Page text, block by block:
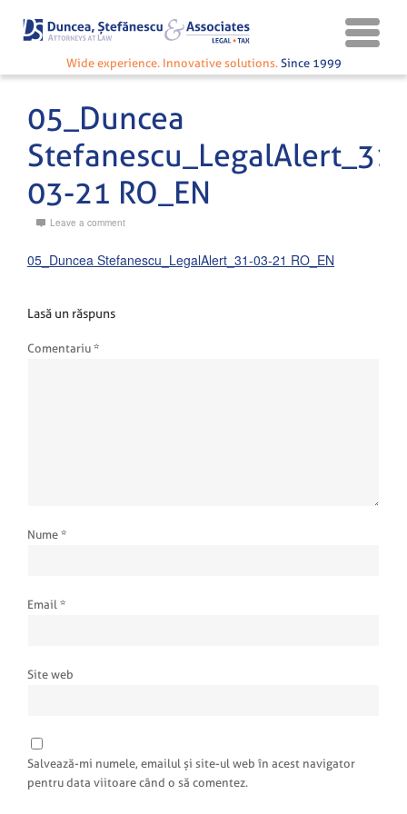
Wide experience. Innovative solutions. Since 1999
05_Duncea
Stefanescu_LegalAlert_31-
03-21 RO_EN
Leave a comment
05_Duncea Stefanescu_LegalAlert_31-03-21 RO_EN
Lasă un răspuns
Comentariu *
Nume *
Email *
Site web
Salvează-mi numele, emailul și site-ul web în acest navigator
pentru data viitoare când o să comentez.